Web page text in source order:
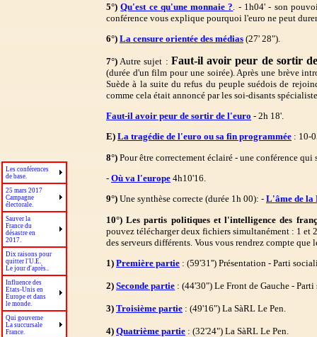
Les conférences
de base.
25 mars 2017
Campagne
électorale.
Sauver la
France du
désastre en
2017.
Dix raisons pour
quitter l'U.E.
Le jour d'après..
Influence des
Etats-Unis en
Europe et dans
le monde.
Qui gouverne
La succursale
France.
5°)Qu'est ce qu'une monnaie ? . - 1h04' - son
conférence vous explique pourquoi l'euro ne peut
6°) La censure orientée des médias (27' 28").
7°) Autre sujet : Faut-il avoir peur de sortir
(durée d'un film pour une soirée). Après une brève
Suède à la suite du refus du peuple suédois de
comme cela était annoncé par les soi-disants
Faut-il avoir peur de sortir de l'euro - 2h 18'.
E) La tragédie de l'euro ou sa fin programmée : 10-
8°) Pour être correctement éclairé - une conférence qui
- Où va l'europe 4h10'16.
9°) Une synthèse correcte (durée 1h 00): - L'âme de la
10°) Les partis politiques et l'intelligence des
pouvez télécharger deux fichiers simultanément : 1 et
des serveurs différents. Vous vous rendrez compte
1) Première partie : (59'31'') Présentation - Parti
2) Seconde partie : (44'30") Le Front de Gauche -
3) Troisième partie : (49'16") La SàRL Le Pen.
4) Quatrième partie : (32'24") La SàRL Le Pen.